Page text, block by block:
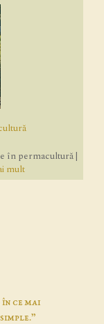
în permacultură |
mult
ce mai